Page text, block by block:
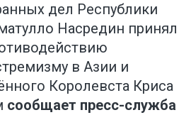
дел Республики
Насредин принял
в Азии и
Королевста Криса
сообщает пресс-служба